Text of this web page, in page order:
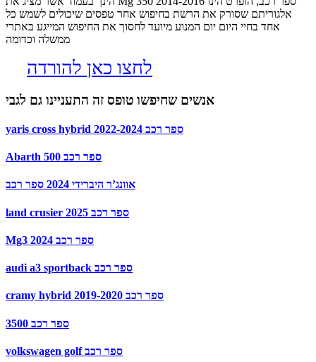
אלגוריתם שסורק את הרשת בחיפוש אחר טפסים שיכולים לשמש כל
אחד בחיי היום יום המנוע מיועד לחסוך את החיפוש המייגע באתרי
ממשלה וכדומה
לחצו כאן להורדה
אנשים שחיפשו טופס זה התעניינו גם לגבי
yaris cross hybrid 2022-2024 ספר רכב
Abarth 500 ספר רכב
אוונג’ר היברידי 2024 ספר רכב
land crusier 2025 ספר רכב
Mg3 2024 ספר רכב
audi a3 sportback ספר רכב
cramy hybrid 2019-2020 ספר רכב
3500 ספר רכב
volkswagen golf ספר רכב